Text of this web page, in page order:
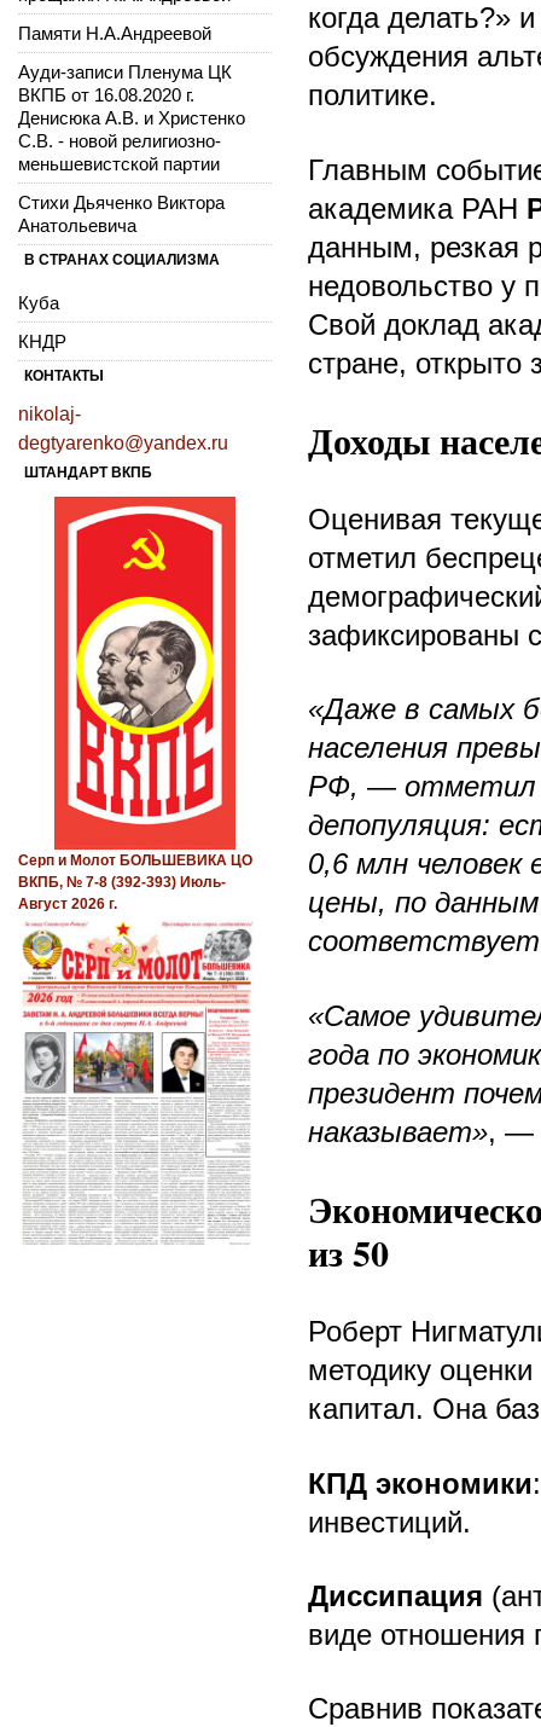
когда делать?»
обсуждения
политике.
Главным
академика РАН
данным, резкая
недовольство у
Свой доклад
стране, открыто
Доходы
Оценивая
отметил
зафиксированы
«Даже в самых
населения
РФ, — отметил
депопуляция:
0,6 млн
цены, по
соответствует
«Самое
года по
президент
наказывает», —
из 50
Роберт
методику
капитал. Она
КПД экономики
инвестиций.
Диссипация
виде отношения
Сравнив
Памяти Н.А.Андреевой
Ауди-записи Пленума ЦК
ВКПБ от 16.08.2020 г.
Денисюка А.В. и Христенко
С.В. - новой религиозно-
меньшевистской партии
Стихи Дьяченко Виктора
Анатольевича
В СТРАНАХ СОЦИАЛИЗМА
Куба
КНДР
КОНТАКТЫ
nikolaj-
degtyarenko@yandex.ru
ШТАНДАРТ ВКПБ
Серп и Молот БОЛЬШЕВИКА ЦО
ВКПБ, № 7-8 (392-393) Июль-
Август 2026 г.